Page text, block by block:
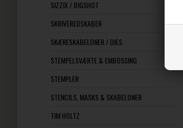
SIZZIX / BIGSHOT
SKRIVEREDSKABER
SKÆRESKABELONER / DIES
STEMPELSVÆRTE & EMBOSSING
STEMPLER
STENCILS, MASKS & SKABELONER
TIM HOLTZ